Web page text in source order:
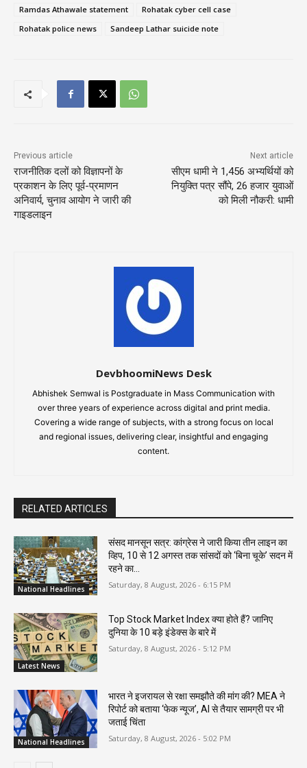
Ramdas Athawale statement
Rohatak cyber cell case
Rohatak police news
Sandeep Lathar suicide note
Previous article
राजनीतिक दलों को विज्ञापनों के
प्रकाशन के लिए पूर्व-प्रमाणन
अनिवार्य, चुनाव आयोग ने जारी की
गाइडलाइन
Next article
सीएम धामी ने 1,456 अभ्यर्थियों को
नियुक्ति पत्र सौंपे, 26 हजार युवाओं
को मिली नौकरी: धामी
DevbhoomiNews Desk
Abhishek Semwal is Postgraduate in Mass Communication with
over three years of experience across digital and print media.
Covering a wide range of subjects, with a strong focus on local
and regional issues, delivering clear, insightful and engaging
content.
RELATED ARTICLES
National Headlines
संसद मानसून सत्र: कांग्रेस ने जारी किया तीन लाइन का
व्हिप, 10 से 12 अगस्त तक सांसदों को ‘बिना चूके’ सदन में
रहने का...
Saturday, 8 August, 2026 - 6:15 PM
Latest News
Top Stock Market Index क्या होते हैं? जानिए
दुनिया के 10 बड़े इंडेक्स के बारे में
Saturday, 8 August, 2026 - 5:12 PM
National Headlines
भारत ने इजरायल से रक्षा समझौते की मांग की? MEA ने
रिपोर्ट को बताया ‘फेक न्यूज’, AI से तैयार सामग्री पर भी
जताई चिंता
Saturday, 8 August, 2026 - 5:02 PM